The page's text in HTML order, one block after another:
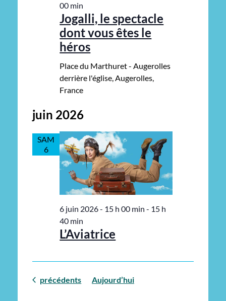
Jogalli, le spectacle
dont vous êtes le
héros
00 min
Place du Marthuret - Augerolles
derrière l'église, Augerolles,
France
juin 2026
SAM
6
L’Aviatrice
6 juin 2026 - 15 h 00 min - 15 h
40 min
Évènements
précédents Aujourd’hui